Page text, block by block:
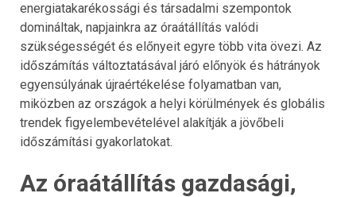
energiatakarékossági és társadalmi szempontok
domináltak, napjainkra az óraátállítás valódi
szükségességét és előnyeit egyre több vita övezi. Az
időszámítás változtatásával járó előnyök és hátrányok
egyensúlyának újraértékelése folyamatban van,
miközben az országok a helyi körülmények és globális
trendek figyelembevételével alakítják a jövőbeli
időszámítási gyakorlatokat.
Az óraátállítás gazdasági,